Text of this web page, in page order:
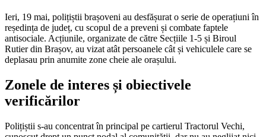
Ieri, 19 mai, polițiștii brașoveni au desfășurat o serie de operațiuni în
reședința de județ, cu scopul de a preveni și combate faptele
antisociale. Acțiunile, organizate de către Secțiile 1-5 și Biroul
Rutier din Brașov, au vizat atât persoanele cât și vehiculele care se
deplasau prin anumite zone cheie ale orașului.
Zonele de interes și obiectivele
verificărilor
Polițiștii s-au concentrat în principal pe cartierul Tractorul Vechi,